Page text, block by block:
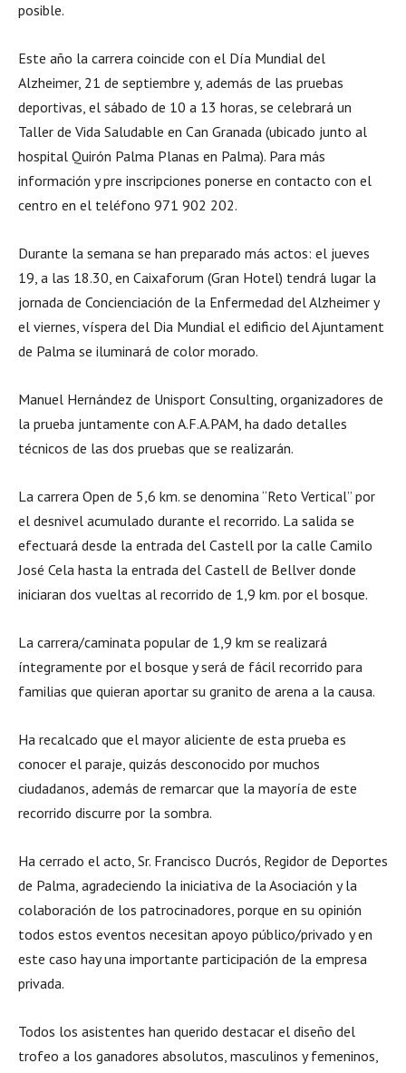
posible.
Este año la carrera coincide con el Día Mundial del
Alzheimer, 21 de septiembre y, además de las pruebas
deportivas, el sábado de 10 a 13 horas, se celebrará un
Taller de Vida Saludable en Can Granada (ubicado junto al
hospital Quirón Palma Planas en Palma). Para más
información y pre inscripciones ponerse en contacto con el
centro en el teléfono 971 902 202.
Durante la semana se han preparado más actos: el jueves
19, a las 18.30, en Caixaforum (Gran Hotel) tendrá lugar la
jornada de Concienciación de la Enfermedad del Alzheimer y
el viernes, víspera del Dia Mundial el edificio del Ajuntament
de Palma se iluminará de color morado.
Manuel Hernández de Unisport Consulting, organizadores de
la prueba juntamente con A.F.A.PAM, ha dado detalles
técnicos de las dos pruebas que se realizarán.
La carrera Open de 5,6 km. se denomina “Reto Vertical” por
el desnivel acumulado durante el recorrido. La salida se
efectuará desde la entrada del Castell por la calle Camilo
José Cela hasta la entrada del Castell de Bellver donde
iniciaran dos vueltas al recorrido de 1,9 km. por el bosque.
La carrera/caminata popular de 1,9 km se realizará
íntegramente por el bosque y será de fácil recorrido para
familias que quieran aportar su granito de arena a la causa.
Ha recalcado que el mayor aliciente de esta prueba es
conocer el paraje, quizás desconocido por muchos
ciudadanos, además de remarcar que la mayoría de este
recorrido discurre por la sombra.
Ha cerrado el acto, Sr. Francisco Ducrós, Regidor de Deportes
de Palma, agradeciendo la iniciativa de la Asociación y la
colaboración de los patrocinadores, porque en su opinión
todos estos eventos necesitan apoyo público/privado y en
este caso hay una importante participación de la empresa
privada.
Todos los asistentes han querido destacar el diseño del
trofeo a los ganadores absolutos, masculinos y femeninos,